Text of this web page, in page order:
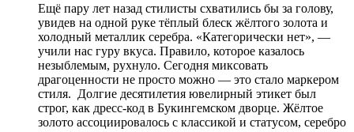
Ещё пару лет назад стилисты схватились бы за голову,
увидев на одной руке тёплый блеск жёлтого золота и
холодный металлик серебра. «Категорически нет», —
учили нас гуру вкуса. Правило, которое казалось
незыблемым, рухнуло. Сегодня миксовать
драгоценности не просто можно — это стало маркером
стиля. Долгие десятилетия ювелирный этикет был
строг, как дресс-код в Букингемском дворце. Жёлтое
золото ассоциировалось с классикой и статусом, серебро